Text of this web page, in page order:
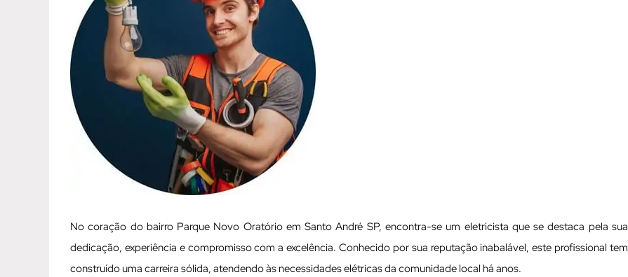
No coração do bairro Parque Novo Oratório em Santo André SP, encontra-se um eletricista que se destaca pela sua
dedicação, experiência e compromisso com a excelência. Conhecido por sua reputação inabalável, este profissional tem
construído uma carreira sólida, atendendo às necessidades elétricas da comunidade local há anos.